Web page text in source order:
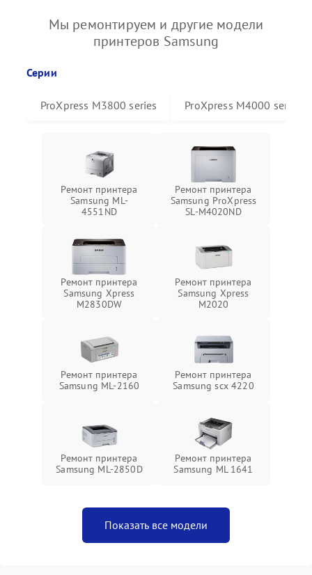
Мы ремонтируем и другие модели
принтеров Samsung
Серии
ProXpress M3800 series ProXpress M4000 series
Ремонт принтера
Samsung ML-
4551ND
Ремонт принтера
Samsung ProXpress
SL-M4020ND
Ремонт принтера
Samsung Xpress
M2830DW
Ремонт принтера
Samsung Xpress
M2020
Ремонт принтера
Samsung ML-2160
Ремонт принтера
Samsung scx 4220
Ремонт принтера
Samsung ML-2850D
Ремонт принтера
Samsung ML 1641
Показать все модели